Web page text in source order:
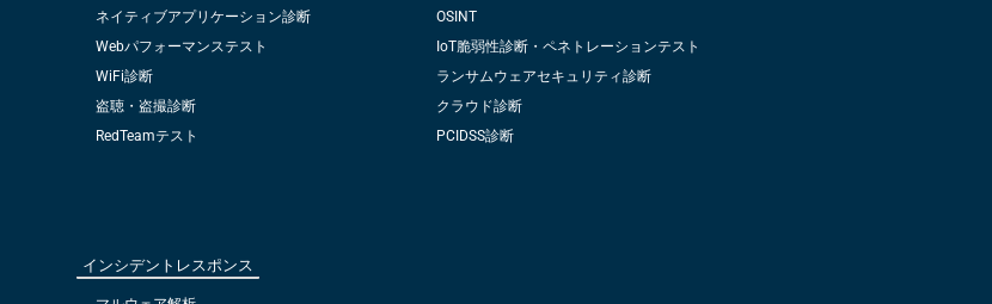
ネイティブアプリケーション診断
Webパフォーマンステスト
WiFi診断
盗聴・盗撮診断
RedTeamテスト
OSINT
IoT脆弱性診断・ペネトレーションテスト
ランサムウェアセキュリティ診断
クラウド診断
PCIDSS診断
インシデントレスポンス